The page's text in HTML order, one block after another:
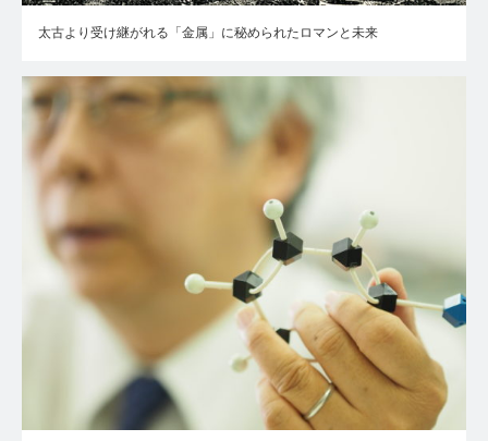
太古より受け継がれる「金属」に秘められたロマンと未来